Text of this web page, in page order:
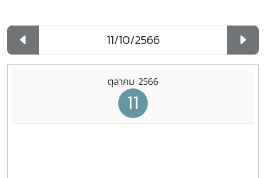
ตุลาคม 2566
11